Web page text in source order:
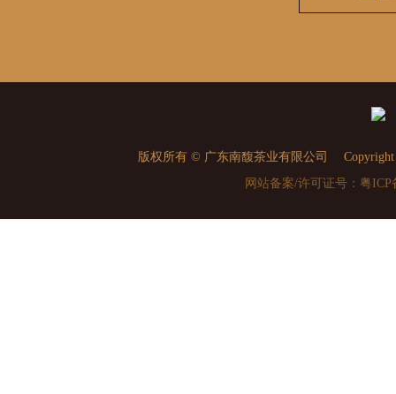
版权所有 © 广东南馥茶业有限公司
网站备案/许可证号：粤ICP